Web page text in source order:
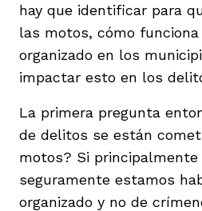
hay que identificar para
las motos, cómo
organizado en los
impactar esto en los
La primera pregunta
de delitos se están
motos? Si principalmente
seguramente estamos
organizado y no de